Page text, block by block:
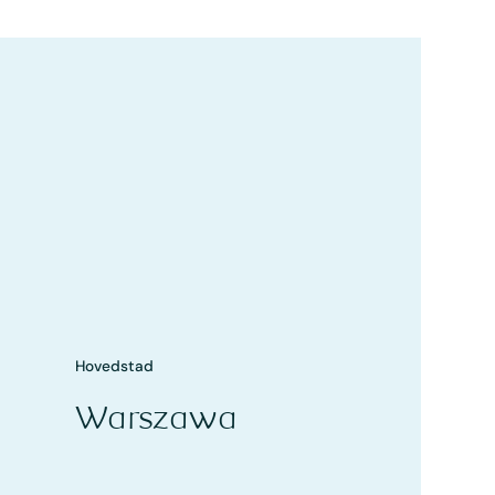
Hovedstad
Warszawa